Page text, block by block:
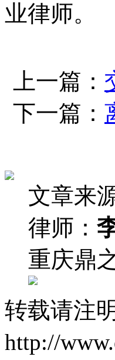
业律师。
上一篇：
下一篇：
文章来
律师：
重庆鼎
转载请注
http://